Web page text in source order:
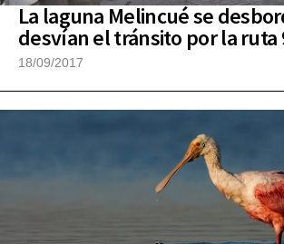
La laguna Melincué se
desvían el tránsito por la ruta
18/09/2017